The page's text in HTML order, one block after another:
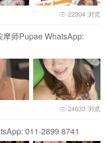
22304 浏览
师Pupae WhatsApp:
24633 浏览
011-2899 8741